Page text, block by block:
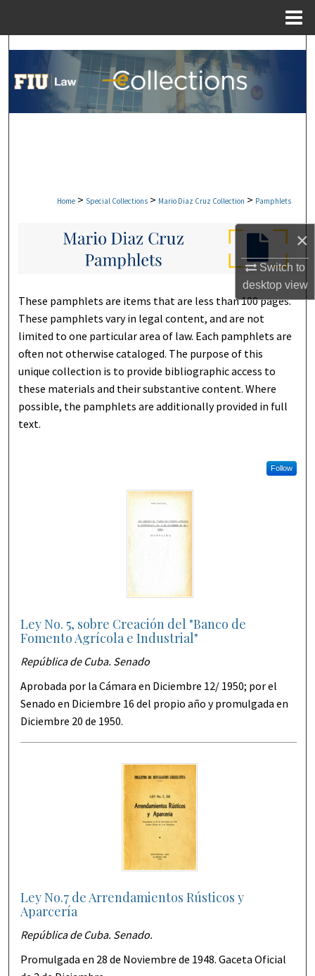
×
Switch to
desktopview
Search
Browse Collections
Home > Special Collections > Mario Diaz Cruz Collection > Pamphlets
MARIO DIAZ CRUZ
These pamphlets are items that are less than 100 pages.
These pamphlets vary in legal content, and are not
limited to one particular area of law. Each pamphlets are
often not otherwise cataloged. The purpose of this
unique collection is to provide bibliographic access to
these materials and their substantive content. Where
possible, the pamphlets are additionally provided in full
text.
Follow
Ley No. 5, sobre Creación del "Banco de
Fomento Agrícola e Industrial"
República de Cuba. Senado
Aprobada por la Cámara en Diciembre 12/ 1950; por el
Senado en Diciembre 16 del propio año y promulgada en
Diciembre 20 de 1950.
Ley No.7 de Arrendamientos Rústicos y
Aparcería
República de Cuba. Senado.
Promulgada en 28 de Noviembre de 1948. Gaceta Oficial